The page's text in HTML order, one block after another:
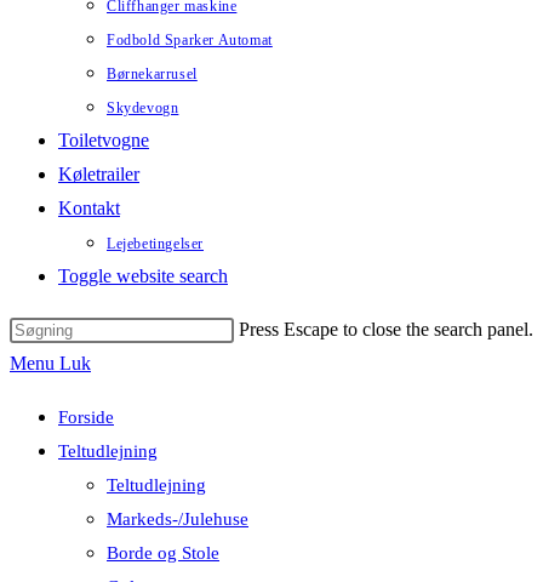
Cliffhanger maskine
Fodbold Sparker Automat
Børnekarrusel
Skydevogn
Toiletvogne
Køletrailer
Kontakt
Lejebetingelser
Toggle website search
Press Escape to close the search panel.
Menu Luk
Forside
Teltudlejning
Teltudlejning
Markeds-/Julehuse
Borde og Stole